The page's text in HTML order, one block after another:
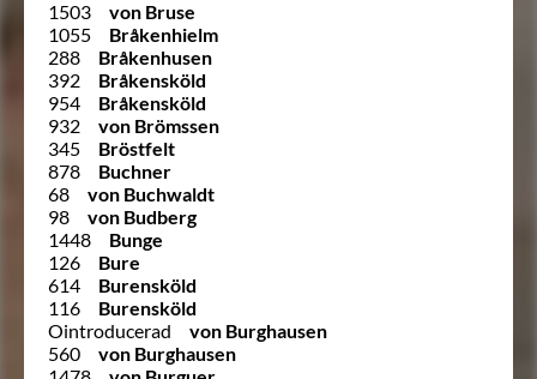
1503
von Bruse
1055
Bråkenhielm
288
Bråkenhusen
392
Bråkensköld
954
Bråkensköld
932
von Brömssen
345
Bröstfelt
878
Buchner
68
von Buchwaldt
98
von Budberg
1448
Bunge
126
Bure
614
Burensköld
116
Burensköld
Ointroducerad
von Burghausen
560
von Burghausen